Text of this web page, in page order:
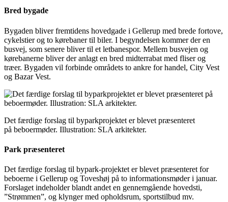
Bred bygade
Bygaden bliver fremtidens hovedgade i Gellerup med brede fortove,
cykelstier og to kørebaner til biler. I begyndelsen kommer der en
busvej, som senere bliver til et letbanespor. Mellem busvejen og
kørebanerne bliver der anlagt en bred midterrabat med fliser og
træer. Bygaden vil forbinde områdets to ankre for handel, City Vest
og Bazar Vest.
Det færdige forslag til byparkprojektet er blevet præsenteret
på beboermøder. Illustration: SLA arkitekter.
Park præsenteret
Det færdige forslag til bypark-projektet er blevet præsenteret for
beboerne i Gellerup og Toveshøj på to informationsmøder i januar.
Forslaget indeholder blandt andet en gennemgående hovedsti,
”Strømmen”, og klynger med opholdsrum, sportstilbud mv.